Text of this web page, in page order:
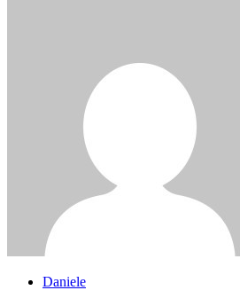
Daniele